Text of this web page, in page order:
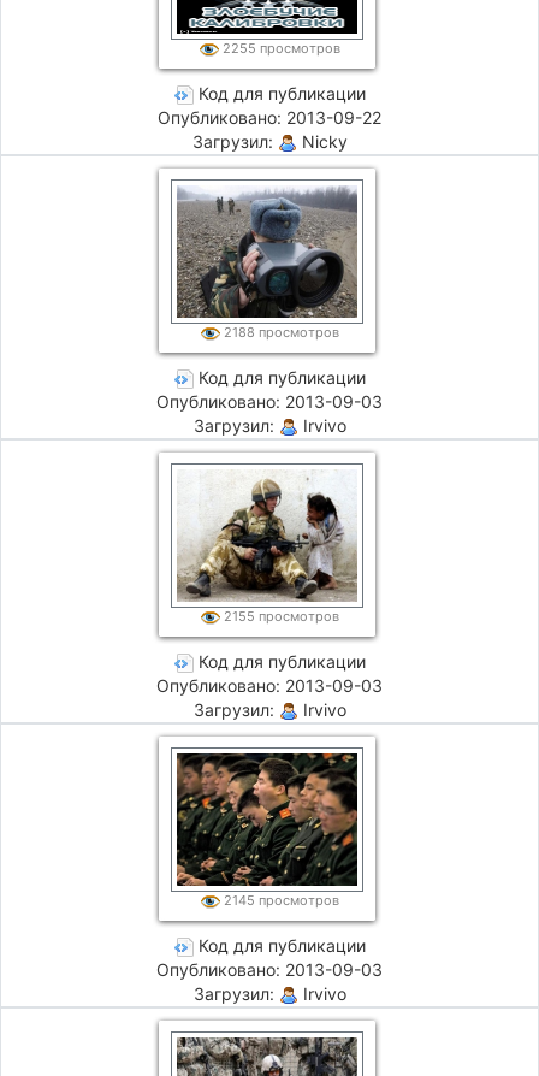
2255 просмотров
Код для публикации
Опубликовано: 2013-09-22
Загрузил:
Nicky
2188 просмотров
Код для публикации
Опубликовано: 2013-09-03
Загрузил:
Irvivo
2155 просмотров
Код для публикации
Опубликовано: 2013-09-03
Загрузил:
Irvivo
2145 просмотров
Код для публикации
Опубликовано: 2013-09-03
Загрузил:
Irvivo